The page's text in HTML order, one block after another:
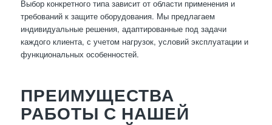
Выбор конкретного типа зависит от области применения и
требований к защите оборудования. Мы предлагаем
индивидуальные решения, адаптированные под задачи
каждого клиента, с учетом нагрузок, условий эксплуатации и
функциональных особенностей.
ПРЕИМУЩЕСТВА
РАБОТЫ С НАШЕЙ